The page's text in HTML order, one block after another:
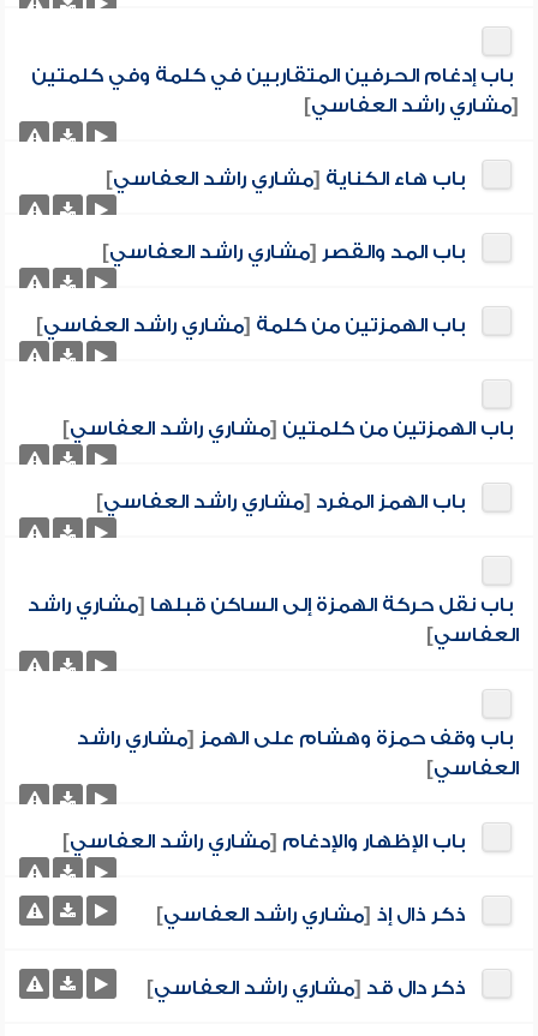
باب إدغام الحرفين المتقاربين في كلمة وفي كلمتين
[مشاري راشد العفاسي]
باب هاء الكناية [مشاري راشد العفاسي]
باب المد والقصر [مشاري راشد العفاسي]
باب الهمزتين من كلمة [مشاري راشد العفاسي]
باب الهمزتين من كلمتين [مشاري راشد العفاسي]
باب الهمز المفرد [مشاري راشد العفاسي]
باب نقل حركة الهمزة إلى الساكن قبلها [مشاري راشد
العفاسي]
باب وقف حمزة وهشام على الهمز [مشاري راشد
العفاسي]
باب الإظهار والإدغام [مشاري راشد العفاسي]
ذكر ذال إذ [مشاري راشد العفاسي]
ذكر دال قد [مشاري راشد العفاسي]